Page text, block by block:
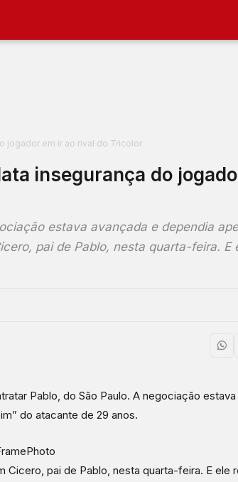
jogador em ir ao rival do Tricolor
insegurança do
estava avançada e dependia
pai de Pablo, nesta quarta-feira. E
Pablo, do São Paulo. A negociação
do atacante de 29 anos.
Cicero, pai de Pablo, nesta quarta-feira. E ele